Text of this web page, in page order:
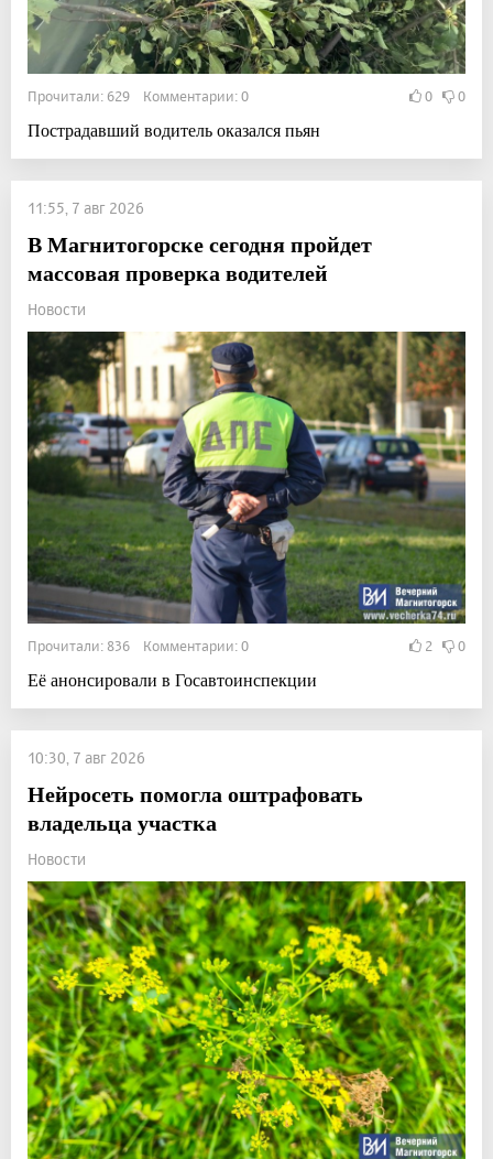
Прочитали: 629 Комментарии: 0 0 0
Пострадавший водитель оказался пьян
11:55, 7 авг 2026
В Магнитогорске сегодня пройдет
массовая проверка водителей
Новости
Прочитали: 836 Комментарии: 0 2 0
Её анонсировали в Госавтоинспекции
10:30, 7 авг 2026
Нейросеть помогла оштрафовать
владельца участка
Новости